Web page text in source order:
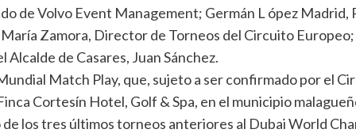
de Volvo Event Management; Germán L ópez Madrid,
Zamora, Director de Torneos del Circuito
de Casares, Juan Sánchez.
Match Play, que, sujeto a ser confirmado por el
Cortesín Hotel, Golf & Spa, en el municipio
los tres últimos torneos anteriores al Dubai World